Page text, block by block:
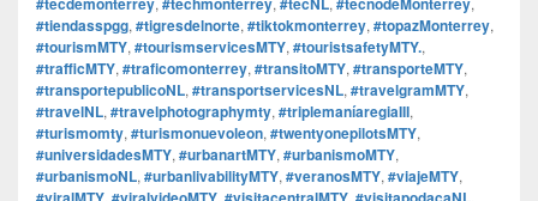
#tiendasspgg, #tigresdelnorte, #tiktokmonterrey, #topazMonterrey,
#tourismMTY, #tourismservicesMTY, #touristsafetyMTY.,
#trafficMTY, #traficomonterrey, #transitoMTY, #transporteMTY,
#transportepublicoNL, #transportservicesNL, #travelgramMTY,
#travelNL, #travelphotographymty, #triplemaníaregiaIII,
#turismomty, #turismonuevoleon, #twentyonepilotsMTY,
#universidadesMTY, #urbanartMTY, #urbanismoMTY,
#urbanismoNL, #urbanlivabilityMTY, #veranosMTY, #viajeMTY,
, , , ,